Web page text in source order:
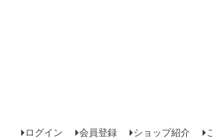
ログイン 会員登録 ショップ紹介